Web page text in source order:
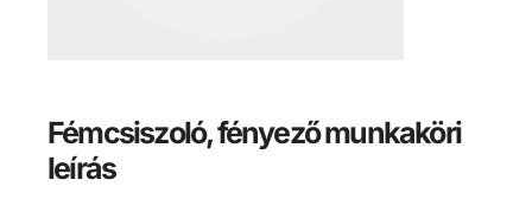
Fémcsiszoló, fényező munkaköri
leírás